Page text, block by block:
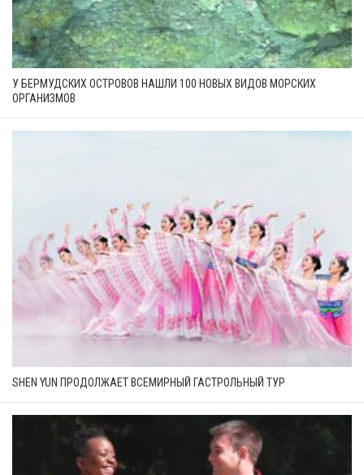
У БЕРМУДСКИХ ОСТРОВОВ НАШЛИ 100 НОВЫХ ВИДОВ МОРСКИХ
ОРГАНИЗМОВ
SHEN YUN ПРОДОЛЖАЕТ ВСЕМИРНЫЙ ГАСТРОЛЬНЫЙ ТУР